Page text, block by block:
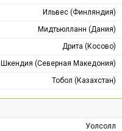
Ильвес (Финляндия)
Мидтьюлланн (Дания)
Дрита (Косово)
Шкендия (Северная Македония)
Тобол (Казахстан)
Уолсолл